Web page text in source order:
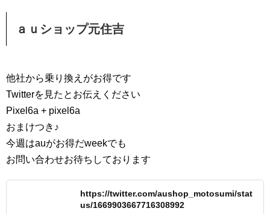
ａｕショップ元住吉
他社から乗り換えがお得です
Twitterを見たとお伝えください
Pixel6a + pixel6a
おまけつき♪
今週はauがお得だweekでも
お問い合わせお待ちしております
https://twitter.com/aushop_motosumi/stat
us/1669903667716308992